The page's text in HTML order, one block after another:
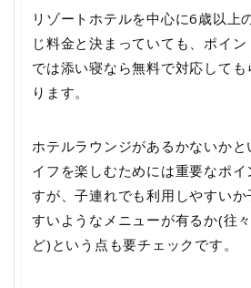
リゾートホテルを中心に6歳以上
じ料金と決まっていても、ポイ
では添い寝なら無料で対応して
ります。
ホテルラウンジがあるかないかと
イフを楽しむためには重要なポ
すが、子連れでも利用しやすい
すいようなメニューが有るか(往
ど)という点も要チェックです。